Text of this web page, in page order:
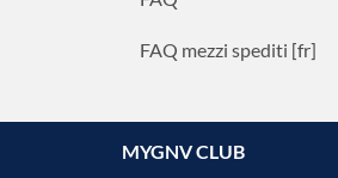
FAQ mezzi spediti [fr]
MYGNV CLUB